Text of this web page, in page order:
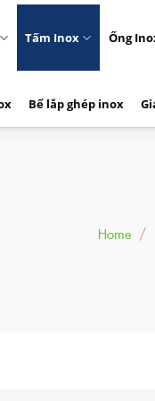
Tấm Inox Ống
Bể lắp ghép inox
Home /